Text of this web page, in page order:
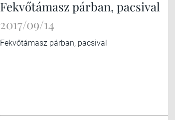
Fekvőtámasz párban, pacsival
2017/09/14
Fekvőtámasz párban, pacsival